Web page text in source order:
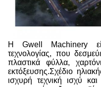
Η Gwell Machinery
τεχνολογίας, που
πλαστικά φύλλα,
εκτόξευσης.Σχέδιο
ισχυρή τεχνική ισχύ